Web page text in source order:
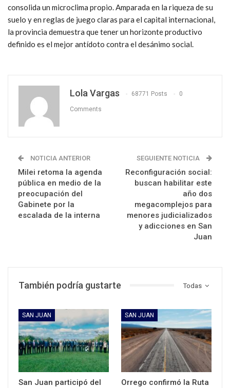
consolida un microclima propio. Amparada en la riqueza de su
suelo y en reglas de juego claras para el capital internacional,
la provincia demuestra que tener un horizonte productivo
definido es el mejor antídoto contra el desánimo social.
Lola Vargas 68771 Posts 0
Comments
NOTICIA ANTERIOR
Milei retoma la agenda
pública en medio de la
preocupación del
Gabinete por la
escalada de la interna
SEGUIENTE NOTICIA
Reconfiguración social:
buscan habilitar este
año dos
megacomplejos para
menores judicializados
y adicciones en San
Juan
Todas
También podría gustarte
SAN JUAN
San Juan participó del
SAN JUAN
Orrego confirmó la Ruta